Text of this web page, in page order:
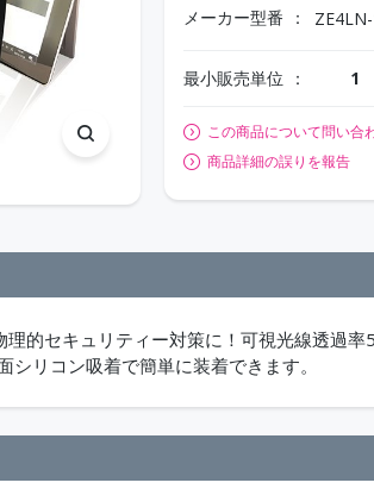
メーカー型番
最小販売単位 1
この商品について問い合
商品詳細の誤りを報告
的セキュリティー対策に！可視光線透過
リコン吸着で簡単に装着できます。